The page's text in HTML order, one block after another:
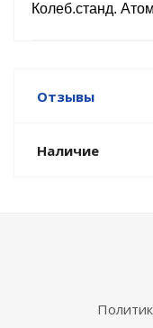
Колеб.станд.
Отзывы
Наличие